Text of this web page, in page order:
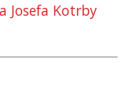
Josefa Kotrby